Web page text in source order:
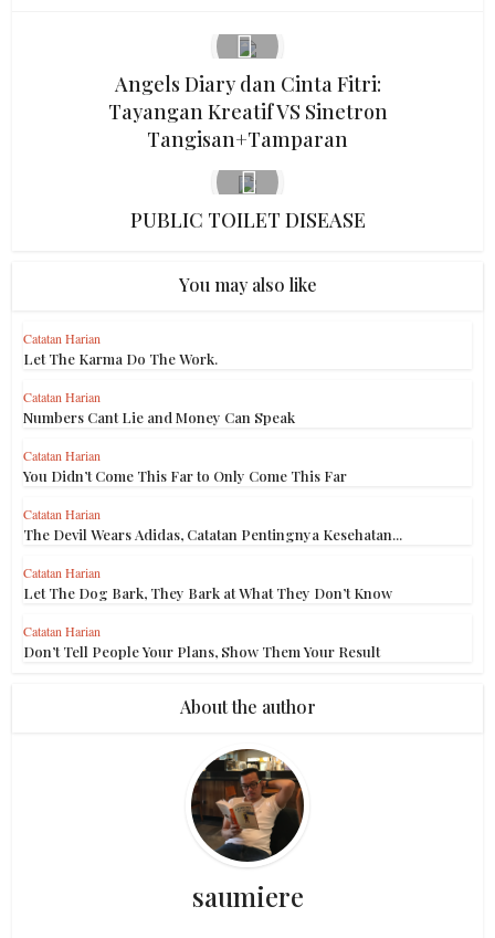
Angels Diary dan Cinta Fitri:
Tayangan Kreatif VS Sinetron
Tangisan+Tamparan
PUBLIC TOILET DISEASE
You may also like
Catatan Harian
Let The Karma Do The Work.
Catatan Harian
Numbers Cant Lie and Money Can Speak
Catatan Harian
You Didn’t Come This Far to Only Come This Far
Catatan Harian
The Devil Wears Adidas, Catatan Pentingnya Kesehatan...
Catatan Harian
Let The Dog Bark, They Bark at What They Don’t Know
Catatan Harian
Don’t Tell People Your Plans, Show Them Your Result
About the author
saumiere